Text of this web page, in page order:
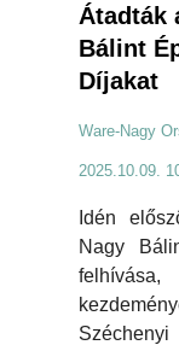
Átadták
Bálint
Díjakat
Ware-Nagy
2025.10.09.
Idén
Nagy